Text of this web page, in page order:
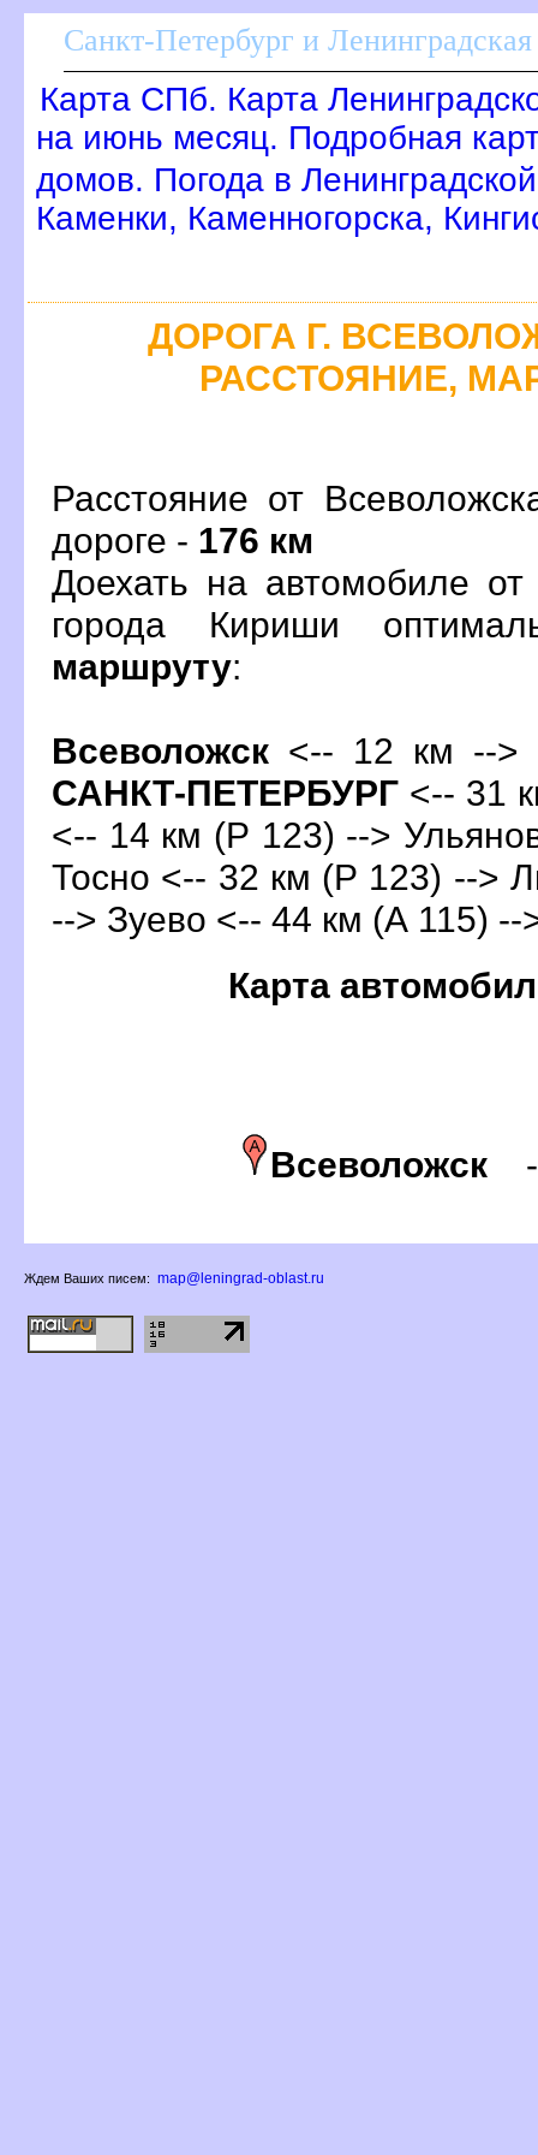
Санкт-Петербург и Ленинградская
Карта СПб. Карта
на июнь месяц. Подробная
домов. Погода в
Каменки, Каменногорска,
ДОРОГА Г.
РАССТОЯНИЕ,
Расстояние от
дороге - 176 км
Доехать на автомобиле
орода Кириши
маршруту:
севоложск <-- 12 км -->
САНКТ-ПЕТЕРБУРГ <-- 31
<-- 14 км (Р 123) -->
Тосно <-- 32 км (Р 123) -->
--> Зуево <-- 44 км (А 115)
Карта
севоложск
Ждем Ваших писем: map@leningrad-oblast.ru